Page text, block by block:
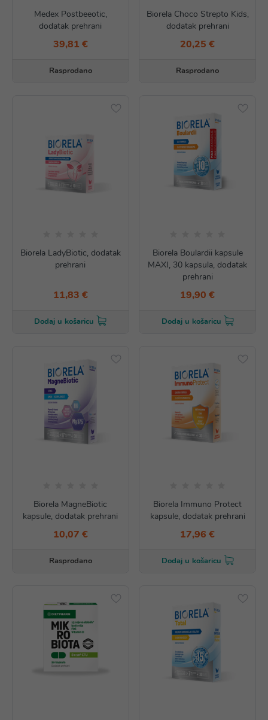
Medex Postbeeotic,
dodatak prehrani
39,81 €
Rasprodano
Biorela Choco Strepto Kids,
dodatak prehrani
20,25 €
Rasprodano
Biorela LadyBiotic, dodatak
prehrani
11,83 €
Dodaj u košaricu
Biorela Boulardii kapsule
MAXI, 30 kapsula, dodatak
prehrani
19,90 €
Dodaj u košaricu
Biorela MagneBiotic
kapsule, dodatak prehrani
10,07 €
Rasprodano
Biorela Immuno Protect
kapsule, dodatak prehrani
17,96 €
Dodaj u košaricu